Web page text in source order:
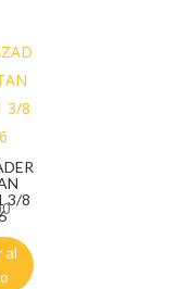
3/8
al